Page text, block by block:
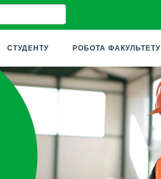
СТУДЕНТУ РОБОТА ФАКУЛЬТЕТУ